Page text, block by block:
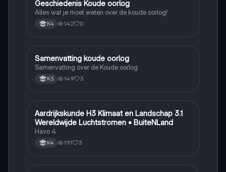
Geschiedenis
Geschiedenis Koude oorlog
Alles wat je moet weten over de koude oorlog!
K4 142 0
Geschiedenis
Samenvatting koude oorlog
Samenvatting over de Koude oorlog
K3 149 3
Aardrijkskunde
Aardrijkskunde H3 Klimaat en Landschap 3.1
Wereldwijde Luchtstromen • BuiteNLand
Havo 4
K4 191 3